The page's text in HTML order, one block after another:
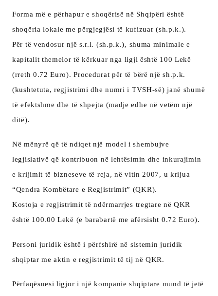
Forma më e përhapur e shoqërisë në Shqipëri është
shoqëria lokale me përgjegjësi të kufizuar (sh.p.k.).
Për të vendosur një s.r.l. (sh.p.k.), shuma minimale e
kapitalit themelor të kërkuar nga ligji është 100 Lekë
(rreth 0.72 Euro). Procedurat për të bërë një sh.p.k.
(kushtetuta, regjistrimi dhe numri i TVSH-së) janë shumë
të efektshme dhe të shpejta (madje edhe në vetëm një
ditë).
Në mënyrë që të ndiqet një model i shembujve
legjislativë që kontribuon në lehtësimin dhe inkurajimin
e krijimit të bizneseve të reja, në vitin 2007, u krijua
“Qendra Kombëtare e Regjistrimit” (QKR).
Kostoja e regjistrimit të ndërmarrjes tregtare në QKR
është 100.00 Lekë (e barabartë me afërsisht 0.72 Euro).
Personi juridik është i përfshirë në sistemin juridik
shqiptar me aktin e regjistrimit të tij në QKR.
Përfaqësuesi ligjor i një kompanie shqiptare mund të jetë